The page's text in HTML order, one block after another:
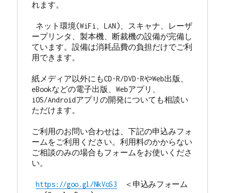
れます。
ネット環境(WiFi、LAN)、スキャナ、レーザ
ープリンタ、製本機、断裁機の設備が完備し
ています。設備は消耗品費の負担だけでご利
用できます。
紙メディア以外にもCD-R/DVD-RやWeb出版、
eBookなどの電子出版、Webアプリ、
iOS/Androidアプリの開発についても相談い
ただけます。
ご利用のお問い合わせは、下記の申込みフォ
ームをご利用ください。利用料のかからない
ご相談のみの場合もフォームをお使いくださ
い。
https://goo.gl/NkVoS3 ＜申込みフォーム